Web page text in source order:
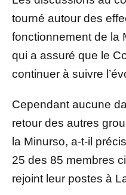
tourné autour des
fonctionnement de la
qui a assuré que le
continuer à suivre
Cependant aucune
retour des autres
la Minurso, a-t-il
25 des 85 membres
rejoint leur postes à